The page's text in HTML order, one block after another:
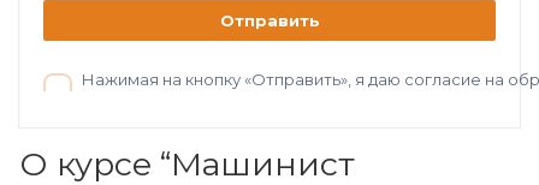
Отправить
Нажимая на кнопку «Отправить», я даю согласие на
О курсе “Машинист